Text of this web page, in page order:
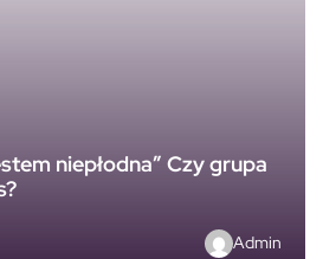
niepłodna” Czy grupa
Admin